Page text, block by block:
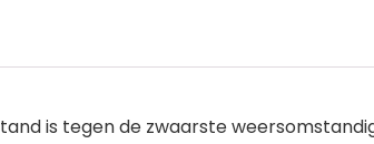
is tegen de zwaarste